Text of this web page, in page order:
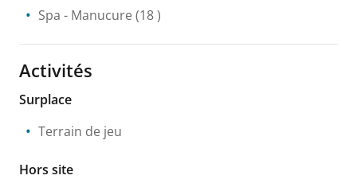
Spa - Manucure (18 )
Activités
Surplace
Terrain de jeu
Hors site